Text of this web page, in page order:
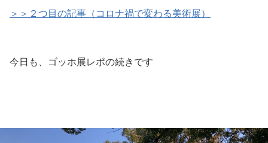
＞＞２つ目の記事（コロナ禍で変わる美術展）
今日も、ゴッホ展レポの続きです